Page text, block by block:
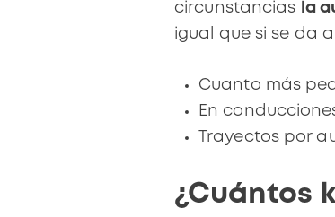
circunstancias
la
igual que si se da
Cuanto más
En
Trayectos por
¿Cuántos